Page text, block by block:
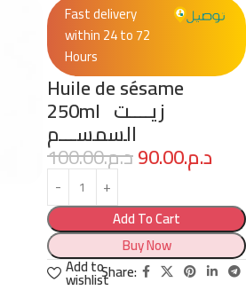
Fast delivery
within 24 to 72
Hours
Huile de sésame
250ml زيــــت
السمســـم
د.م.100.00 د.م.90.00
Add To Cart
Buy Now
Add to
wishlistShare: